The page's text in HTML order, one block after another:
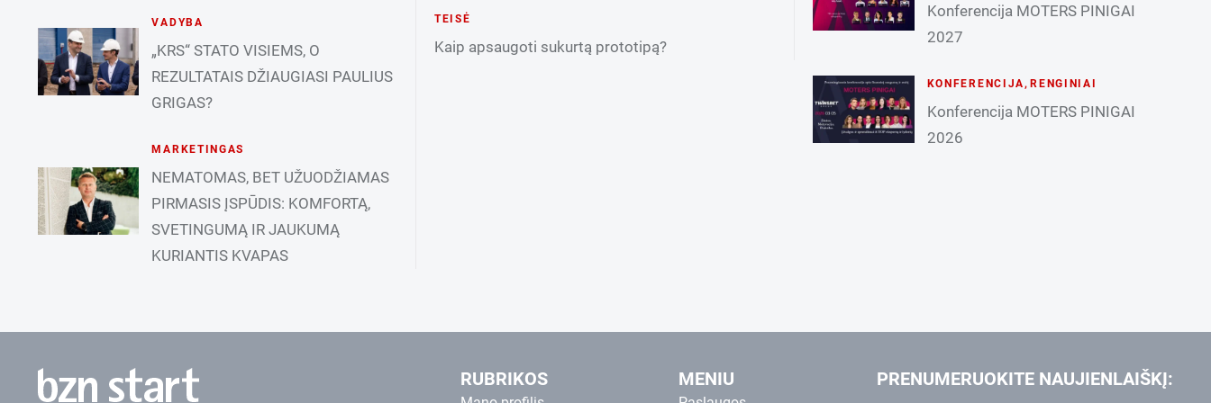
VADYBA
„KRS“ STATO VISIEMS, O
REZULTATAIS DŽIAUGIASI PAULIUS
GRIGAS?
MARKETINGAS
NEMATOMAS, BET UŽUODŽIAMAS
PIRMASIS ĮSPŪDIS: KOMFORTĄ,
SVETINGUMĄ IR JAUKUMĄ
KURIANTIS KVAPAS
TEISĖ
Kaip apsaugoti sukurtą prototipą?
Konferencija MOTERS PINIGAI
2027
KONFERENCIJA ,RENGINIAI
Konferencija MOTERS PINIGAI
2026
RUBRIKOS MENIU PRENUMERUOKITE NAUJIENLAIŠKĮ: